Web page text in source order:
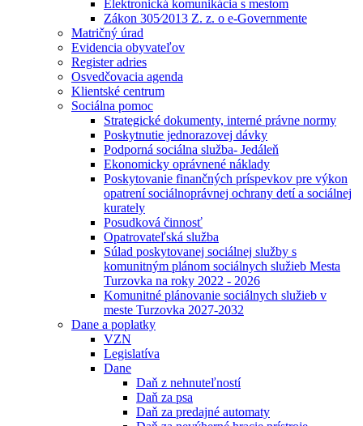
Elektronická komunikácia s mestom
Zákon 305⁄2013 Z. z. o e-Governmente
Matričný úrad
Evidencia obyvateľov
Register adries
Osvedčovacia agenda
Klientské centrum
Sociálna pomoc
Strategické dokumenty, interné právne normy
Poskytnutie jednorazovej dávky
Podporná sociálna služba- Jedáleň
Ekonomicky oprávnené náklady
Poskytovanie finančných príspevkov pre výkon
opatrení sociálnoprávnej ochrany detí a sociálnej
kurately
Posudková činnosť
Opatrovateľská služba
Súlad poskytovanej sociálnej služby s
komunitným plánom sociálnych služieb Mesta
Turzovka na roky 2022 - 2026
Komunitné plánovanie sociálnych služieb v
meste Turzovka 2027-2032
Dane a poplatky
VZN
Legislatíva
Dane
Daň z nehnuteľností
Daň za psa
Daň za predajné automaty